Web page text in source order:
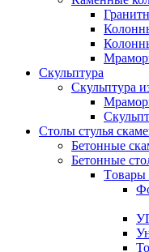
Скульптура
Скульптура
Столы стулья
Бетонные
Бетонные
Tовары